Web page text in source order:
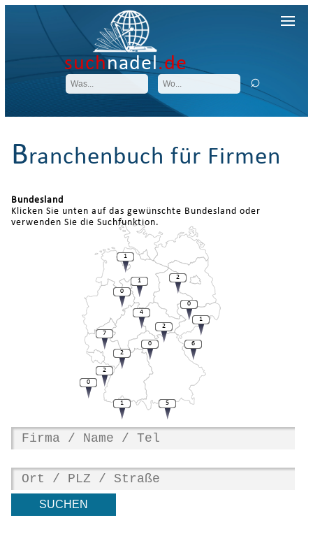
suchnadel.de
Branchenbuch für Firmen
Bundesland
Klicken Sie unten auf das gewünschte Bundesland oder
verwenden Sie die Suchfunktion.
6
1
7
0
2
2
1
1
0
4
0
2
2
1
0
5